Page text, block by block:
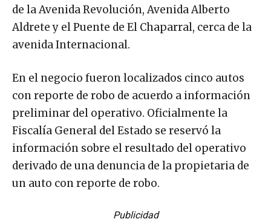
de la Avenida Revolución, Avenida Alberto
Aldrete y el Puente de El Chaparral, cerca de la
avenida Internacional.
En el negocio fueron localizados cinco autos
con reporte de robo de acuerdo a información
preliminar del operativo. Oficialmente la
Fiscalía General del Estado se reservó la
información sobre el resultado del operativo
derivado de una denuncia de la propietaria de
un auto con reporte de robo.
Publicidad